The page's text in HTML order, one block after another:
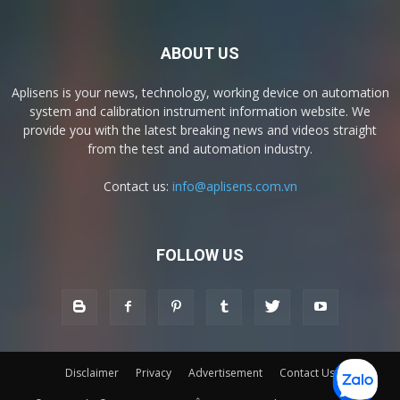
ABOUT US
Aplisens is your news, technology, working device on automation
system and calibration instrument information website. We
provide you with the latest breaking news and videos straight
from the test and automation industry.
Contact us: info@aplisens.com.vn
FOLLOW US
Disclaimer Privacy Advertisement Contact Us